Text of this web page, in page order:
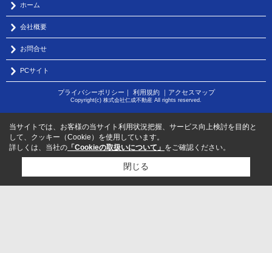
ホーム
会社概要
お問合せ
PCサイト
プライバシーポリシー ｜ 利用規約｜ アクセスマップ
Copyright(c) 株式会社仁成不動産 All rights reserved.
当サイトでは、お客様の当サイト利用状況把握、サービス向上検討を目的と
して、クッキー（Cookie）を使用しています。
詳しくは、当社の 「Cookieの取扱いについて」 をご確認ください。
閉じる